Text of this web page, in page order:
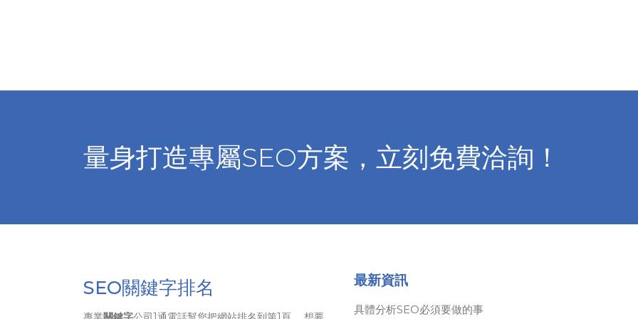
量身打造專屬SEO方案，立刻免費洽詢！
SEO關鍵字排名 最新資訊
具體分析SEO必須要做的事